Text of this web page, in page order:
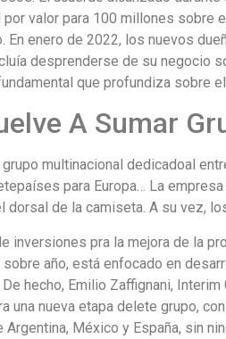
valor para 100 millones sobre
enero de 2022, los nuevos
desprenderse de su negocio
que profundiza sobre
A Sumar
multinacional dedicadoal
para Europa… La
dorsal de la camiseta. A su vez,
inversiones pra la mejora de la
año, está enfocado en
hecho, Emilio Zaffignani,
una nueva etapa delete grupo,
México y España, sin